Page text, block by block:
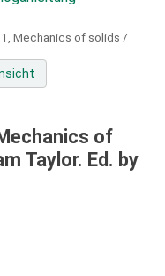
1, Mechanics of solids /
of
Taylor. Ed. by